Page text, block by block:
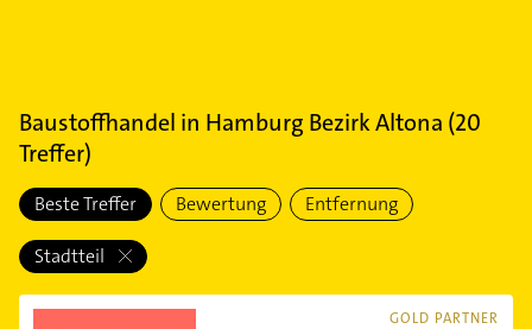
Baustoffhandel in Hamburg Bezirk Altona (20
Treffer)
Beste Treffer Bewertung Entfernung
Stadtteil
GOLD PARTNER